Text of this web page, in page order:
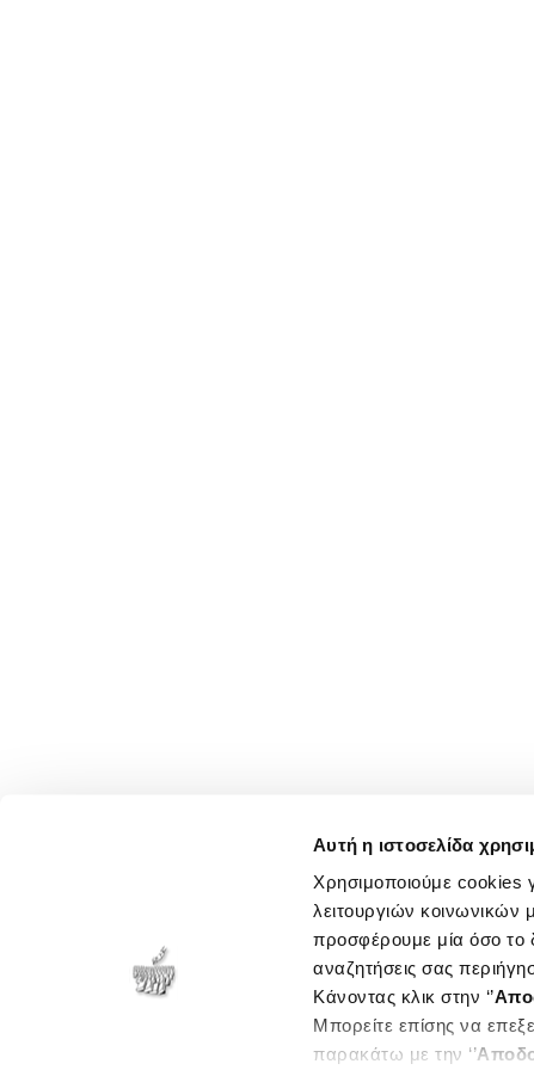
Αυτή η ιστοσελίδα
Χρησιμοποιούμε cookies
λειτουργιών κοινωνικών
προσφέρουμε μία όσο το
αναζητήσεις σας
Κάνοντας κλικ στην ‘’
Μπορείτε επίσης να
παρακάτω με την ‘’